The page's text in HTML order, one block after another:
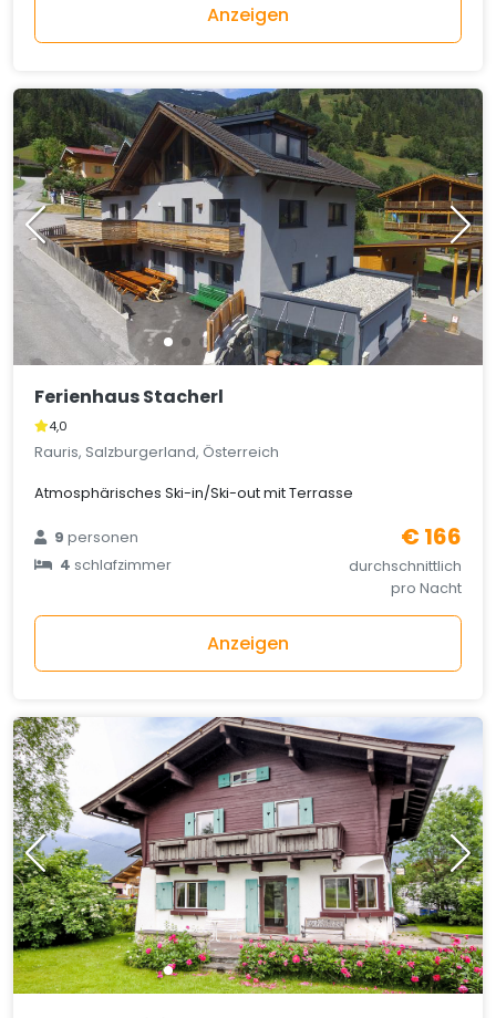
Anzeigen
Ferienhaus Stacherl
4,0
Rauris, Salzburgerland, Österreich
Atmosphärisches Ski-in/Ski-out mit Terrasse
9personen
4schlafzimmer
€ 166
durchschnittlich
pro Nacht
Anzeigen